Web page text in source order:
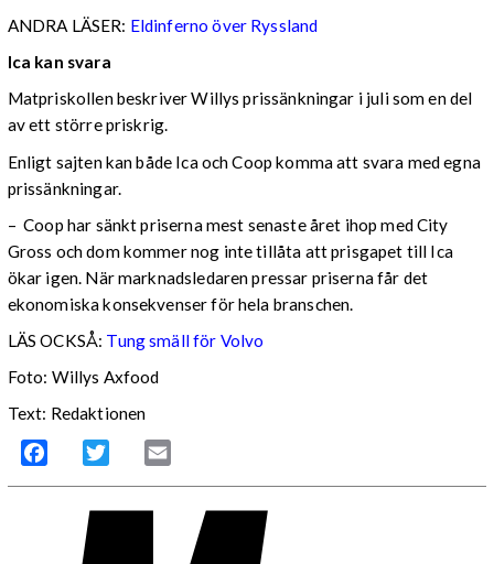
ANDRA LÄSER: Eldinferno över Ryssland
Ica kan svara
Matpriskollen beskriver Willys prissänkningar i juli som en del
av ett större priskrig.
Enligt sajten kan både Ica och Coop komma att svara med egna
prissänkningar.
– Coop har sänkt priserna mest senaste året ihop med City
Gross och dom kommer nog inte tillåta att prisgapet till Ica
ökar igen. När marknadsledaren pressar priserna får det
ekonomiska konsekvenser för hela branschen.
LÄS OCKSÅ: Tung smäll för Volvo
Foto: Willys Axfood
Text: Redaktionen
Facebook Twitter